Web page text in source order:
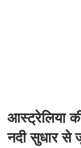
आस्ट्रेलिया
नदी सुधार से